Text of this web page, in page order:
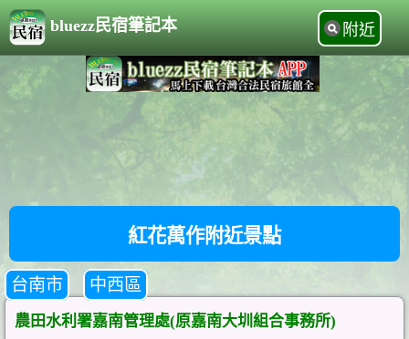
bluezz民宿筆記本 附近
紅花萬作附近景點
台南市 中西區
農田水利署嘉南管理處(原嘉南大圳組合事務所)